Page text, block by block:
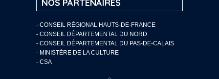
NOS PARTENAIRES
- CONSEIL RÉGIONAL HAUTS-DE-FRANCE
- CONSEIL DÉPARTEMENTAL DU NORD
- CONSEIL DÉPARTEMENTAL DU PAS-DE-CALAIS
- MINISTÈRE DE LA CULTURE
- CSA